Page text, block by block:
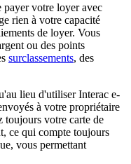
votre loyer avec
rien à votre capacité
de loyer. Vous
ou des points
surclassements, des
lieu d'utiliser Interac e-
à votre propriétaire
toujours votre carte de
ce qui compte toujours
vous permettant